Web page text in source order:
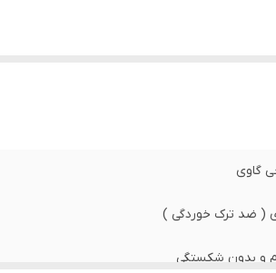
طول عمر این محصول حتما از تماس آب و
( ضد ترک خوردگی )
و بدون شکستگی